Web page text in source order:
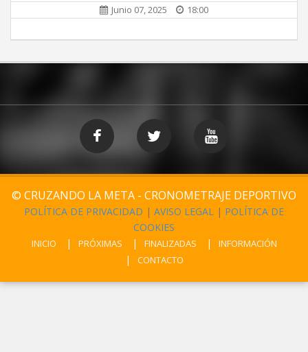
Junio 07, 2025 18:00
© CRUZANDO LA META - CRONOMETRAJE DEPORTIVO
POLÍTICA DE PRIVACIDAD | AVISO LEGAL | POLÍTICA DE
COOKIES
INICIO PRÓXIMAS FINALIZADAS
INFORMACIÓN
CONTACTO